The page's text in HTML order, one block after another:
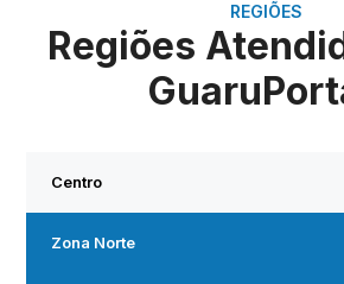
REGIÕES
Regiões
Centro
Zona Norte